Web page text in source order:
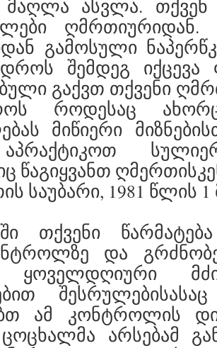
მაღლა ასვლა.
ღმრთიურიდან.
გამოსული
შემდეგ
გაქვთ თქვენი
როდესაც
მიწიერი
წაგიყვანთ
საუბარი, 1981 წლის
თქვენი
და
ყოველდღიური
ამ კონტროლის
არსებამ